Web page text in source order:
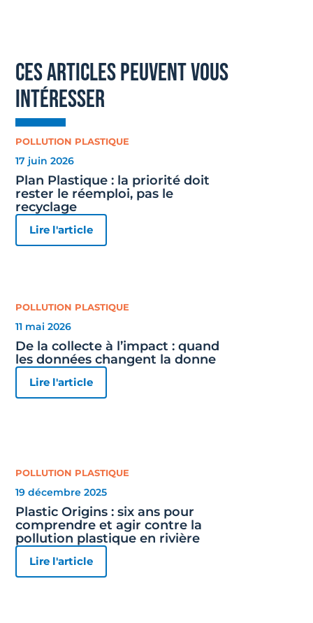
ces articles peuvent vous
intéresser
POLLUTION PLASTIQUE
17 juin 2026
Plan Plastique : la priorité doit
rester le réemploi, pas le
recyclage
Lire l'article
POLLUTION PLASTIQUE
11 mai 2026
De la collecte à l’impact : quand
les données changent la donne
Lire l'article
POLLUTION PLASTIQUE
19 décembre 2025
Plastic Origins : six ans pour
comprendre et agir contre la
pollution plastique en rivière
Lire l'article